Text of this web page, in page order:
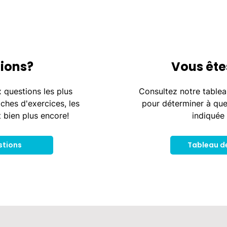
questions les plus
d'exercices, les
plus encore!
Vous
Consultez notre
pour déterminer à
Tableau